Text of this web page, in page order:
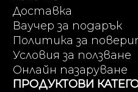
Доставка
Ваучер за подарък
Политика за
Условия за ползване
Онлайн пазаруване
ПРОДУКТОВИ